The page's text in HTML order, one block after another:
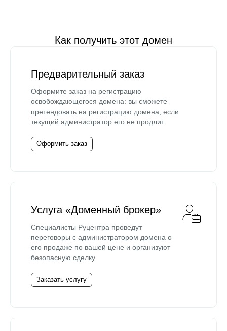
Как получить этот домен
Предварительный заказ
Оформите заказ на регистрацию
освобождающегося домена: вы сможете
претендовать на регистрацию домена, если
текущий администратор его не продлит.
Оформить заказ
Услуга «Доменный брокер»
Специалисты Руцентра проведут
переговоры с администратором домена о
его продаже по вашей цене и организуют
безопасную сделку.
Заказать услугу